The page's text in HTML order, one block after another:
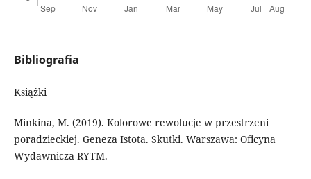
Bibliografia
Książki
Minkina, M. (2019). Kolorowe rewolucje w przestrzeni
poradzieckiej. Geneza Istota. Skutki. Warszawa: Oficyna
Wydawnicza RYTM.